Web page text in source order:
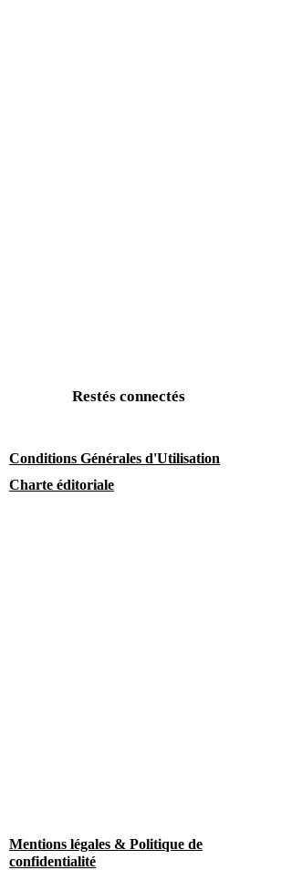
Restés connectés
Conditions Générales d'Utilisation
Charte éditoriale
Mentions légales & Politique de
confidentialité